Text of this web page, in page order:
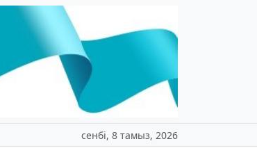
сенбі, 8 тамыз, 2026